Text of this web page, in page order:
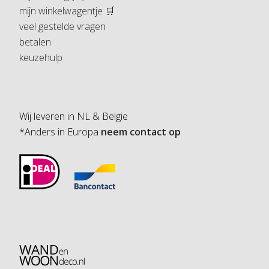
mijn winkelwagentje 🛒
veel gestelde vragen
betalen
keuzehulp
Wij leveren in NL & Belgie
*Anders in Europa neem contact op